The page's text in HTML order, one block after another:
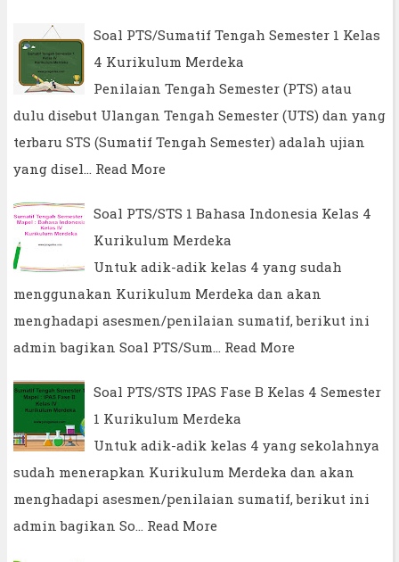
Soal PTS/Sumatif Tengah Semester 1 Kelas
4 Kurikulum Merdeka
Penilaian Tengah Semester (PTS) atau
dulu disebut Ulangan Tengah Semester (UTS) dan yang
terbaru STS (Sumatif Tengah Semester) adalah ujian
yang disel…
Read More
Soal PTS/STS 1 Bahasa Indonesia Kelas 4
Kurikulum Merdeka
Untuk adik-adik kelas 4 yang sudah
menggunakan Kurikulum Merdeka dan akan
menghadapi asesmen/penilaian sumatif, berikut ini
admin bagikan Soal PTS/Sum…
Read More
Soal PTS/STS IPAS Fase B Kelas 4 Semester
1 Kurikulum Merdeka
Untuk adik-adik kelas 4 yang sekolahnya
sudah menerapkan Kurikulum Merdeka dan akan
menghadapi asesmen/penilaian sumatif, berikut ini
admin bagikan So…
Read More